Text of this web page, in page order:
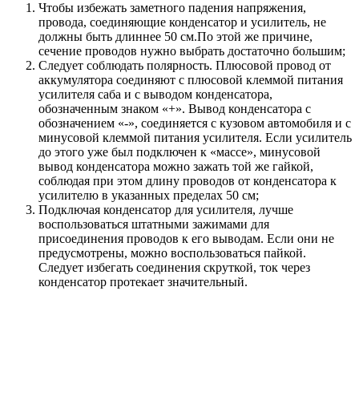
Чтобы избежать заметного падения напряжения,
провода, соединяющие конденсатор и усилитель, не
должны быть длиннее 50 см.По этой же причине,
сечение проводов нужно выбрать достаточно большим;
Следует соблюдать полярность. Плюсовой провод от
аккумулятора соединяют с плюсовой клеммой питания
усилителя саба и с выводом конденсатора,
обозначенным знаком «+». Вывод конденсатора с
обозначением «-», соединяется с кузовом автомобиля и с
минусовой клеммой питания усилителя. Если усилитель
до этого уже был подключен к «массе», минусовой
вывод конденсатора можно зажать той же гайкой,
соблюдая при этом длину проводов от конденсатора к
усилителю в указанных пределах 50 см;
Подключая конденсатор для усилителя, лучше
воспользоваться штатными зажимами для
присоединения проводов к его выводам. Если они не
предусмотрены, можно воспользоваться пайкой.
Следует избегать соединения скруткой, ток через
конденсатор протекает значительный.